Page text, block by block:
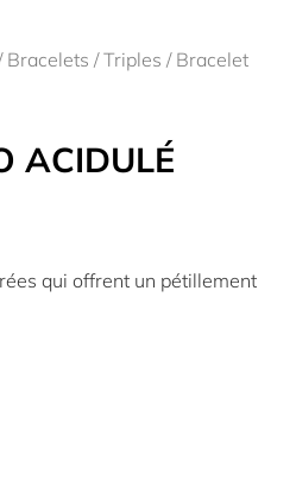
Bracelets /Triples / Bracelet
ACIDULÉ
qui offrent un pétillement